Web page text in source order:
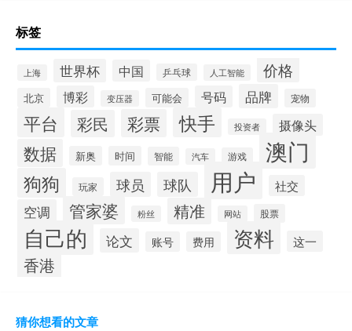
标签
上海 世界杯 中国 乒乓球 人工智能 价格
北京 博彩 变压器 可能会 号码 品牌 宠物
平台 彩民 彩票 快手 投资者 摄像头
数据 新奥 时间 智能 汽车 游戏 澳门
狗狗 玩家 球员 球队 用户 社交
空调 管家婆 粉丝 精准 网站 股票
自己的 论文 账号 费用 资料 这一
香港
猜你想看的文章